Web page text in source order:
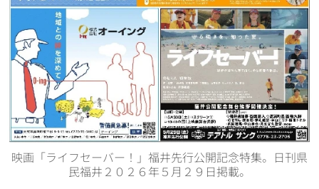
映画「ライフセーバー！」福井先行公開記念特集。日刊県
民福井２０２６年５月２９日掲載。